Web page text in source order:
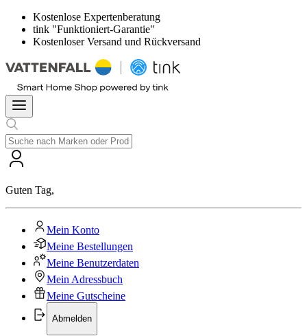
Kostenlose Expertenberatung
tink "Funktioniert-Garantie"
Kostenloser Versand und Rückversand
Guten Tag,
Mein Konto
Meine Bestellungen
Meine Benutzerdaten
Mein Adressbuch
Meine Gutscheine
Abmelden